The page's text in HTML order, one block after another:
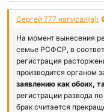
Сергей 777 написал(а):
На момент вынесения
семье РСФСР, в
регистрация
производится органом
заявлению как обоих,
регистрации развода
брак считается